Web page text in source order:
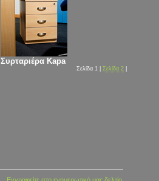
Συρταριέρα Kapa
Σελίδα 1 | Σελίδα 2|